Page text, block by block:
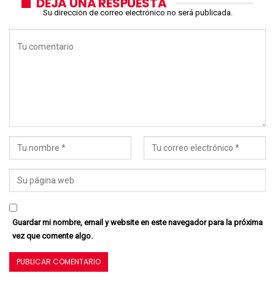
Su dirección de correo electrónico no será publicada.
Guardar mi nombre, email y website en este navegador para la próxima
vez que comente algo.